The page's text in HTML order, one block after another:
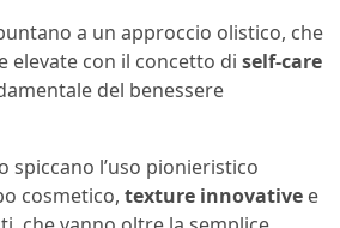
a un approccio olistico, che
elevate con il concetto di self-care
del benessere
spiccano l’uso pionieristico
cosmetico, texture innovative e